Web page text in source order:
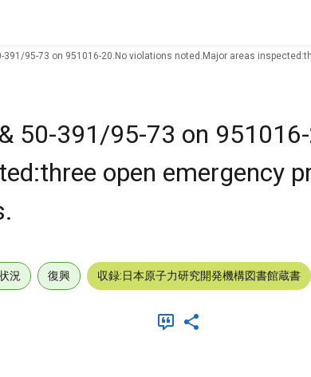
391/95-73 on 951016-20.No violations noted.Major areas
50-391/95-73 on
open emergency
況 復興 収録:日本原子力研究開発機構図書館蔵書